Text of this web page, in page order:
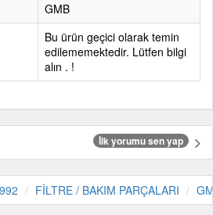
GMB
Bu ürün geçici olarak temin
edilememektedir. Lütfen bilgi
alın . !
İlk yorumu sen yap
FİLTRE / BAKIM PARÇALARI